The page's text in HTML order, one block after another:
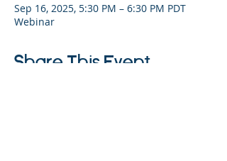
Sep 16, 2025, 5:30 PM – 6:30 PM PDT
Webinar
Share This Event